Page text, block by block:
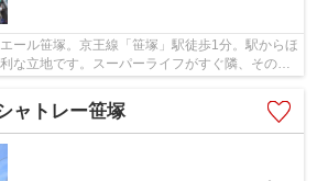
ール笹塚。京王線「笹塚」駅徒歩1分。駅からほ
な立地です。スーパーライフがすぐ隣、その他
ャトレー笹塚